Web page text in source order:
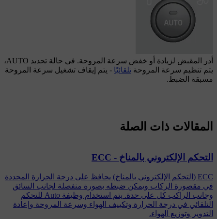
أدر المقبض لزيادة أو خفض سرعة المروحة. في حالة تحديد AUTO،
يتم تنظيم سرعة المروحة تلقائيًا - يتم إيقاف تشغيل سرعة المروحة
مسبقة الضبط.
المقالات ذات الصلة
التحكم الإلكتروني بالمناخ - ECC
ECC (التحكم الإلكتروني بالمناخ) يحافظ على درجة الحرارة المحددة
في مقصورة الركاب ويمكن ضبطه بصورة منفصلة لجانب السائق
وجانب الراكب كل على حدة. يتم استخدام وظيفة Auto للتحكم
التلقائي في درجة الحرارة وتكييف الهواء وسرعة المروحة وإعادة
التدوير وتوزيع الهواء.